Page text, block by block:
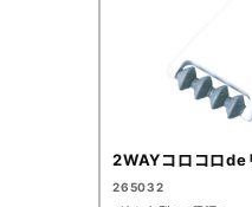
2WAYコロコロde
265032